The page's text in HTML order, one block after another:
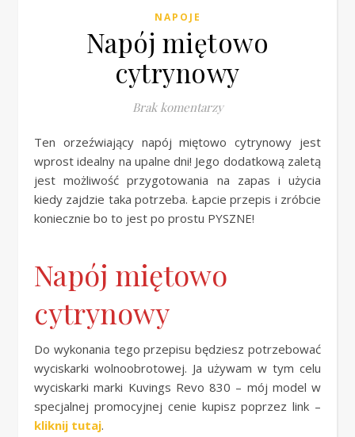
NAPOJE
Napój miętowo
cytrynowy
Brak komentarzy
Ten orzeźwiający napój miętowo cytrynowy jest
wprost idealny na upalne dni! Jego dodatkową zaletą
jest możliwość przygotowania na zapas i użycia
kiedy zajdzie taka potrzeba. Łapcie przepis i zróbcie
koniecznie bo to jest po prostu PYSZNE!
Napój miętowo
cytrynowy
Do wykonania tego przepisu będziesz potrzebować
wyciskarki wolnoobrotowej. Ja używam w tym celu
wyciskarki marki Kuvings Revo 830 – mój model w
specjalnej promocyjnej cenie kupisz poprzez link –
kliknij tutaj.